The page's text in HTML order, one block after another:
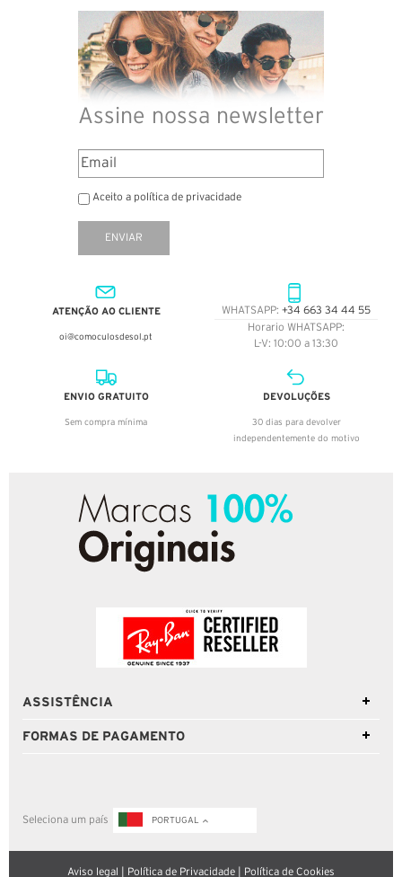
Assine nossa newsletter
Aceito a política de privacidade
ENVIAR
ATENÇÃO AO CLIENTE
oi@comoculosdesol.pt
WHATSAPP: +34 663 34 44 55
Horario WHATSAPP:
L-V: 10:00 a 13:30
ENVIO GRATUITO
Sem compra mínima
DEVOLUÇÕES
30 dias para devolver
independentemente do motivo
ASSISTÊNCIA
FORMAS DE PAGAMENTO
Seleciona um país PORTUGAL
Aviso legal Política de Privacidade Política de Cookies